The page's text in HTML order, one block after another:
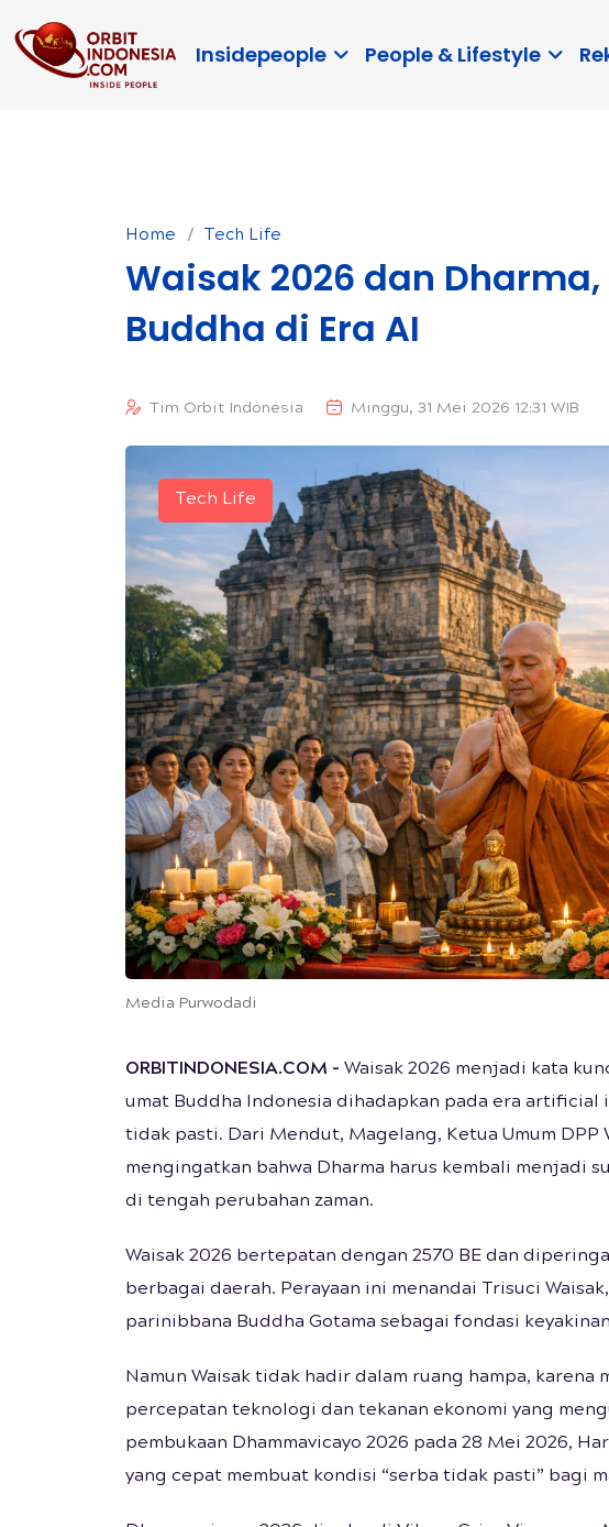
Insidepeople People & Lifestyle
Home Tech Life
Waisak 2026 dan
Buddha di Era AI
Tim Orbit Indonesia Minggu, 31 Mei 2026 12:31 WIB
Media Purwodadi
Tech Life
ORBITINDONESIA.COM – Waisak 2026 menjadi kata
umat Buddha Indonesia dihadapkan pada era
tidak pasti. Dari Mendut, Magelang, Ketua Umum DPP
mengingatkan bahwa Dharma harus kembali menjadi
di tengah perubahan zaman.
Waisak 2026 bertepatan dengan 2570 BE dan
berbagai daerah. Perayaan ini menandai Trisuci
parinibbana Buddha Gotama sebagai fondasi
Namun Waisak tidak hadir dalam ruang hampa, karena
percepatan teknologi dan tekanan ekonomi yang
pembukaan Dhammavicayo 2026 pada 28 Mei 2026,
yang cepat membuat kondisi “serba tidak pasti” bagi